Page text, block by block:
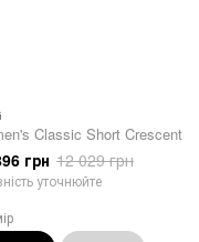
Classic Short Crescent
грн 12 029 грн
уточнюйте